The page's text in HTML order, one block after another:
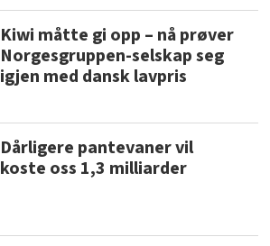
Kiwi måtte gi opp – nå prøver
Norgesgruppen-selskap seg
igjen med dansk lavpris
Dårligere pantevaner vil
koste oss 1,3 milliarder